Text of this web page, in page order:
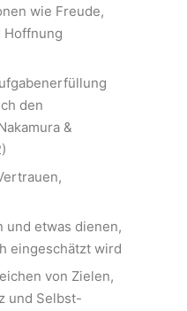
wie Freude,
Hoffnung
den
&
und etwas dienen,
eingeschätzt wird
von Zielen,
und Selbst-